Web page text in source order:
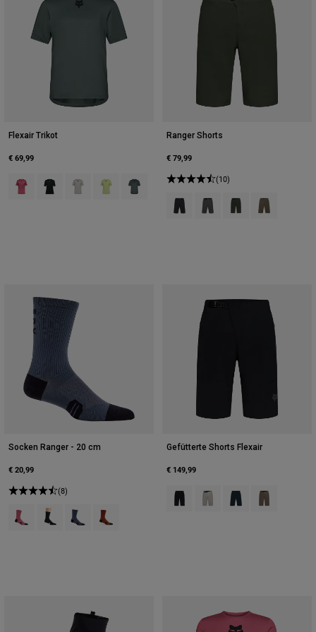
Flexair Trikot
€ 69,99
Product swatch type of Berry.
Product swatch type of Schwarz.
Product swatch type of Kreideweiß.
Product swatch type of Limonengrün.
Product swatch type of Salbei Grün.
Ranger Shorts
€ 79,99
(10)
Product swatch type of Schwarz.
Product swatch type of
Product swatch
Product
Socken Ranger - 20 cm
€ 20,99
(8)
Product swatch type of Berry.
Product swatch type of Schwarz.
Product swatch type of Graphitgrau.
Product swatch type of Amber Scarlet.
Gefütterte Shorts Flexair
€ 149,99
Product swatch type of Schwarz.
Product swatch type of
Product swatch
Product